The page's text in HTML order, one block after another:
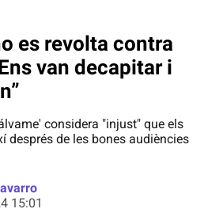
es revolta contra
van decapitar i
considera "injust" que els
després de les bones audiències
15:01